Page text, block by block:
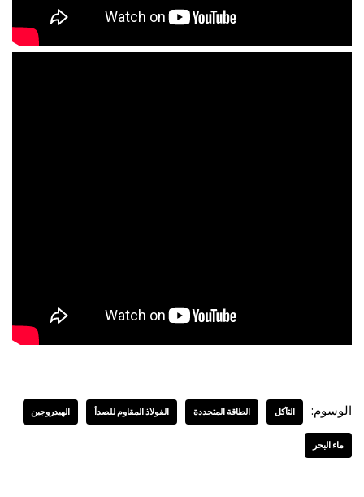
الوسوم: التآكل الطاقة المتجددة الفولاذ المقاوم للصدأ الهيدروجين
ماء البحر